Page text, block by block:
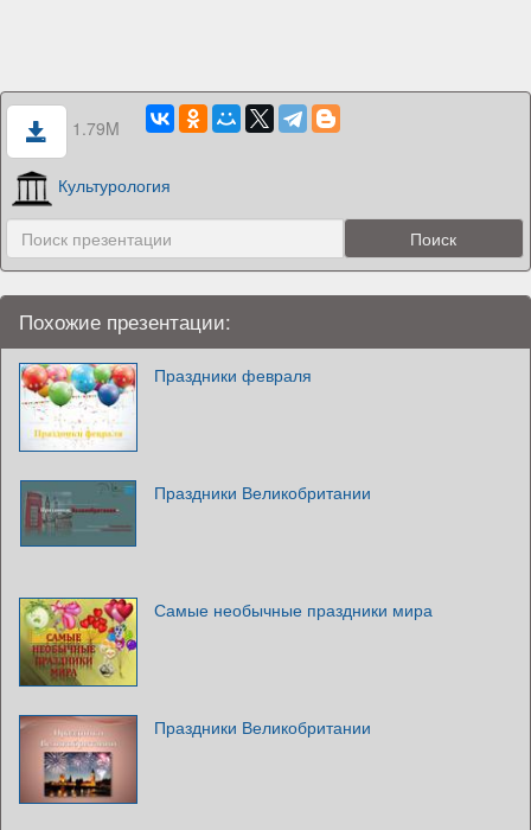
1.79M
Культурология
Похожие презентации:
Праздники февраля
Праздники Великобритании
Самые необычные праздники мира
Праздники Великобритании